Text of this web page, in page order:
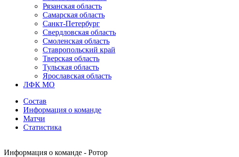
Рязанская область
Самарская область
Санкт-Петербург
Свердловская область
Смоленская область
Ставропольский край
Тверская область
Тульская область
Ярославская область
ЛФК МО
Состав
Информация о команде
Матчи
Статистика
Информация о команде - Ротор